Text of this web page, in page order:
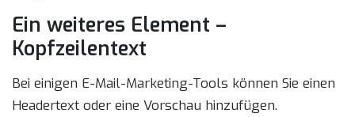
Ein weiteres Element –
Kopfzeilentext
Bei einigen E-Mail-Marketing-Tools können Sie einen
Headertext oder eine Vorschau hinzufügen.